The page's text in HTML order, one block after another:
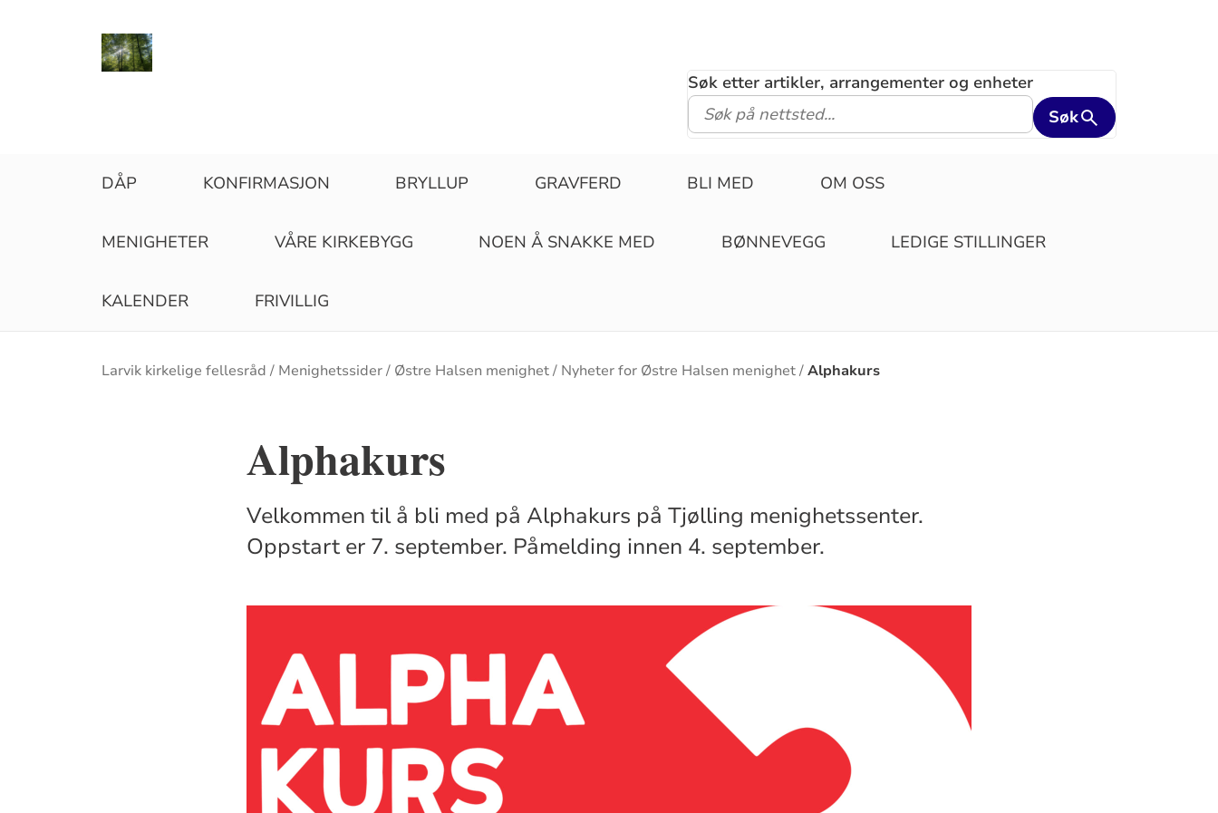
Søk etter artikler, arrangementer og enheter
Søk
DÅP KONFIRMASJON BRYLLUP GRAVFERD BLI MED OM OSS
MENIGHETER VÅRE KIRKEBYGG NOEN Å SNAKKE MED BØNNEVEGG LEDIGE STILLINGER
KALENDER FRIVILLIG
Brødsmulesti
Larvik kirkelige fellesråd Menighetssider Østre Halsen menighet Nyheter for Østre Halsen menighet Alphakurs
Alphakurs
Velkommen til å bli med på Alphakurs på Tjølling menighetssenter.
Oppstart er 7. september. Påmelding innen 4. september.